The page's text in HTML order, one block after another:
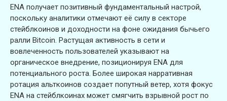
ENA получает позитивный фундаментальный настрой,
поскольку аналитики отмечают её силу в секторе
стейблкоинов и доходности на фоне ожидания бычьего
ралли Bitcoin. Растущая активность в сети и
вовлеченность пользователей указывают на
органическое внедрение, позиционируя ENA для
потенциального роста. Более широкая нарративная
ротация альткоинов создает попутный ветер, хотя фокус
ENA на стейблкоинах может смягчить взрывной рост по